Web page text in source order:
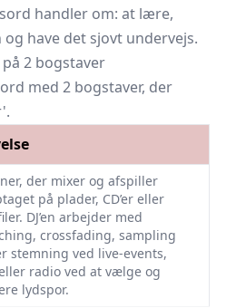
handler om: at lære,
have det sjovt undervejs.
2 bogstaver
med 2 bogstaver, der
der mixer og afspiller
på plader, CD’er eller
DJ’en arbejder med
crossfading, sampling
stemning ved live-events,
radio ved at vælge og
lydspor.